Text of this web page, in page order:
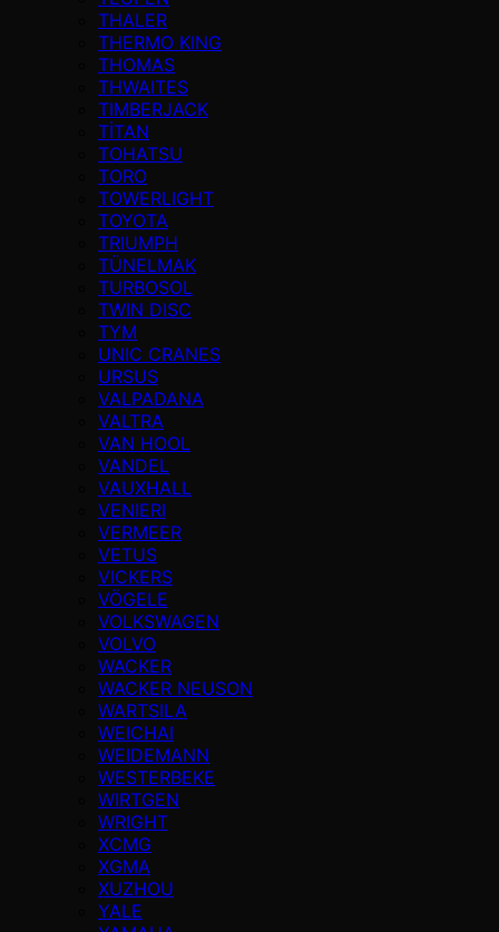
THALER
THERMO KING
THOMAS
THWAITES
TIMBERJACK
TİTAN
TOHATSU
TORO
TOWERLIGHT
TOYOTA
TRIUMPH
TÜNELMAK
TURBOSOL
TWIN DISC
TYM
UNIC CRANES
URSUS
VALPADANA
VALTRA
VAN HOOL
VANDEL
VAUXHALL
VENIERI
VERMEER
VETUS
VICKERS
VÖGELE
VOLKSWAGEN
VOLVO
WACKER
WACKER NEUSON
WARTSILA
WEICHAI
WEIDEMANN
WESTERBEKE
WIRTGEN
WRIGHT
XCMG
XGMA
XUZHOU
YALE